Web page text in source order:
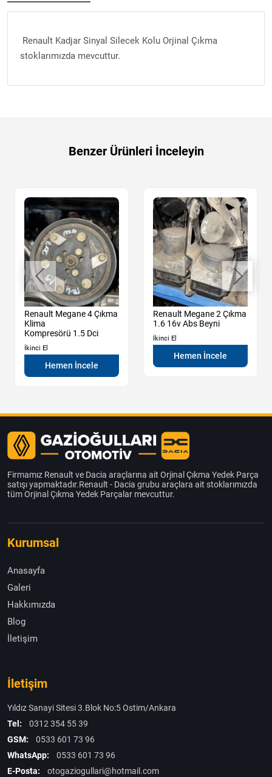
Renault Kadjar Sinyal Silecek Kolu Orjinal Çıkma
stoklarımızda mevcuttur.
Benzer Ürünleri İnceleyin
Renault Megane 4 Çıkma
Klima
Kompresörü 1.5 Dci
İkinci El
Hemen İncele
Renault Megane 2 Çıkma
1.6 16v Abs Beyni
İkinci El
Hemen İncele
Firmamız Renault ve Dacia araçlarına ait Orjinal Çıkma Yedek Parça
satışı yapmaktadır.Renault - Dacia grubu araçlara ait stoklarımızda
tüm Orjinal Çıkma Yedek Parçalar mevcuttur.
Kurumsal
Anasayfa
Galeri
Hakkımızda
Blog
İletişim
İletişim
Yıldız Sanayi Sitesi 3.Blok No:5 Ostim/Ankara
Tel:
0312 354 55 39
GSM:
0533 601 73 96
WhatsApp:
0533 601 73 96
E-Posta:
otogaziogullari@hotmail.com